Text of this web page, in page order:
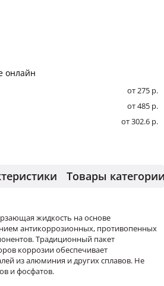
онлайн
от 275 р.
от 485 р.
от 302.6 р.
Товары
жидкость на основе
антикоррозионных, противопенных
Традиционный пакет
коррозии обеспечивает
из алюминия и других сплавов. Не
и фосфатов.